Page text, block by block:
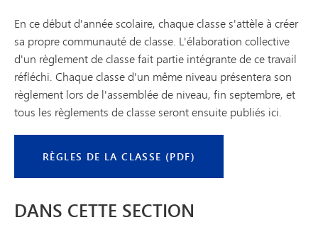
En ce début d'année scolaire, chaque classe s'attèle à créer
sa propre communauté de classe. L'élaboration collective
d'un règlement de classe fait partie intégrante de ce travail
réfléchi. Chaque classe d'un même niveau présentera son
règlement lors de l'assemblée de niveau, fin septembre, et
tous les règlements de classe seront ensuite publiés ici.
RÈGLES DE LA CLASSE (PDF)
DANS CETTE SECTION